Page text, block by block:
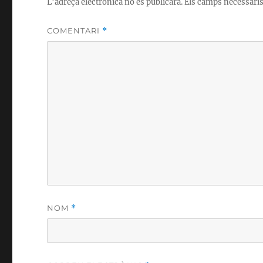
L'adreça electrònica no es publicarà.Els camps
COMENTARI *
NOM *